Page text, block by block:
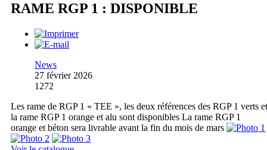
RAME RGP 1 : DISPONIBLE
News
27 février 2026
1272
Les rame de RGP 1 « TEE », les deux références des RGP 1 verts et
la rame RGP 1 orange et alu sont disponibles La rame RGP 1
orange et béton sera livrable avant la fin du mois de mars